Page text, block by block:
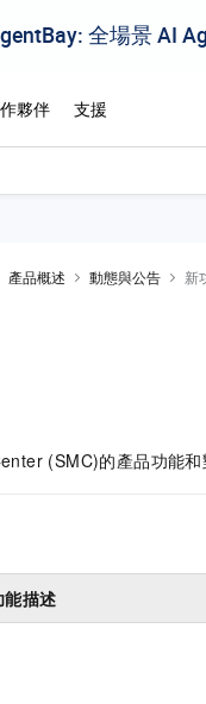
產品概述 動態與公告 新
(SMC)的產品功能和
能描述